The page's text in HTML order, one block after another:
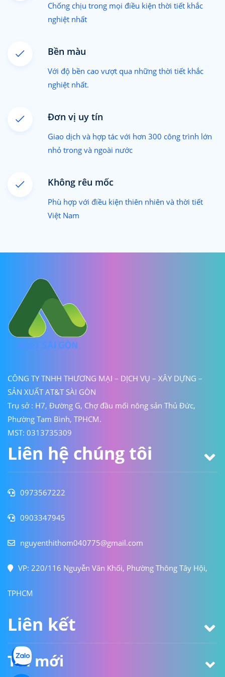
Chống chịu trong mọi điều kiện thời tiết khắc
nghiệt nhất
Bền màu
Với độ bền cao vượt qua những thời tiết khắc
nghiệt nhất.
Đơn vị uy tín
Giao dịch và hợp tác với hơn 300 công trình lớn
nhỏ trong và ngoài nước
Không rêu mốc
Phù hợp với điều kiện thiên nhiên và thời tiết
Việt Nam
CÔNG TY TNHH THƯƠNG MẠI – DỊCH VỤ – XÂY DỰNG –
SẢN XUẤT AT&T SÀI GÒN
Trụ sở : H7, Đường G, Chợ đầu mối nông sản Thủ Đức,
Phường Tam Bình, TPHCM.
MST: 0313735309
Liên hệ chúng tôi
0973567222
0903347945
nguyenthithom040775@gmail.com
VP: 220/116 Nguyễn Văn Khối, Phường Thông Tây Hội,
TPHCM
Liên kết
Tin mới